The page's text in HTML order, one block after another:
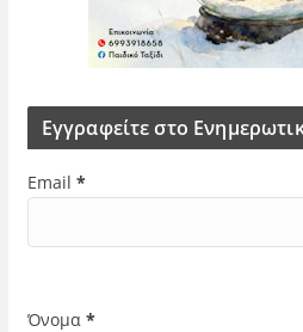
Εγγραφείτε στο
Email *
Όνομα *